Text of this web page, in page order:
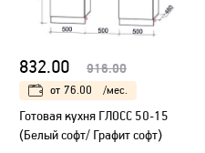
832.00 916.00
от 76.00 /мес.
Готовая кухня ГЛОСС 50-15
(Белый софт/ Графит софт)